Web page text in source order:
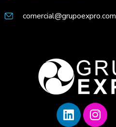
comercial@grupoexpro.com